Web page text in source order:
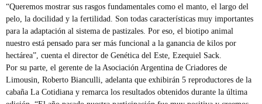
“Queremos mostrar sus rasgos fundamentales como el manto, el largo del
pelo, la docilidad y la fertilidad. Son todas características muy importantes
para la adaptación al sistema de pastizales. Por eso, el biotipo animal
nuestro está pensado para ser más funcional a la ganancia de kilos por
hectárea”, cuenta el director de Genética del Este, Ezequiel Sack.
Por su parte, el gerente de la Asociación Argentina de Criadores de
Limousin, Roberto Bianculli, adelanta que exhibirán 5 reproductores de la
cabaña La Cotidiana y remarca los resultados obtenidos durante la última